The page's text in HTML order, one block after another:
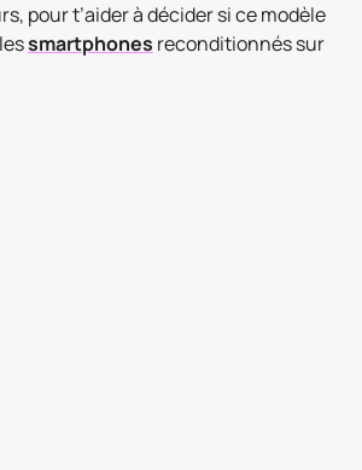
pour t’aider à décider si ce modèle
smartphones reconditionnés sur